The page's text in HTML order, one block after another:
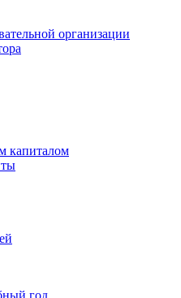
организации
капиталом